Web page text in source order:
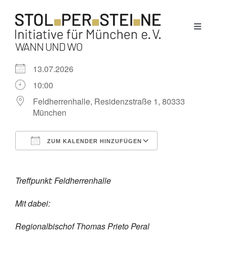
Inhalt
springen
Toggle
Stolpersteine
München
News
Über uns
Jugendliche
WANN UND WO
13.07.2026
10:00
Feldherrenhalle, Residenzstraße 1, 80333
München
ZUM KALENDER HINZUFÜGEN
Treffpunkt: Feldherrenhalle
Mit dabei:
Regionalbischof Thomas Prieto Peral